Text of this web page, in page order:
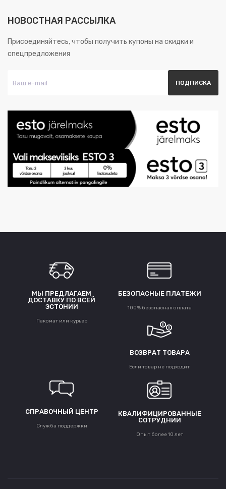
НОВОСТНАЯ РАССЫЛКА
Присоединяйтесь, чтобы получить купоны на скидки и
спецпредложения
МЫ ПРЕДЛАГАЕМ
ДОСТАВКУ ПО ВСЕЙ
ЭСТОНИИ
Пакомат или курьер
БЕЗОПАСНЫЕ ПЛАТЕЖИ
100% безопасная оплата
ВОЗВРАТ ТОВАРА
Если товар не подходит
СПРАВОЧНЫЙ ЦЕНТР
Служба поддержки
КВАЛИФИЦИРОВАННЫЕ
СОТРУДНИИ
Опыт более 10 лет